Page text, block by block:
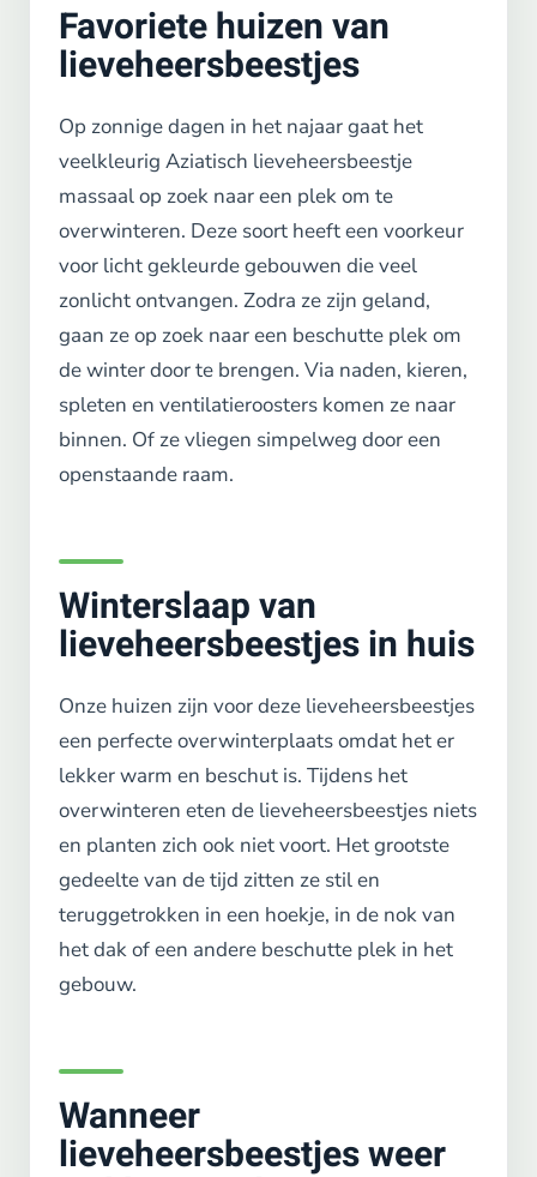
Favoriete huizen van
lieveheersbeestjes
Op zonnige dagen in het najaar gaat het
veelkleurig Aziatisch lieveheersbeestje
massaal op zoek naar een plek om te
overwinteren. Deze soort heeft een voorkeur
voor licht gekleurde gebouwen die veel
zonlicht ontvangen. Zodra ze zijn geland,
gaan ze op zoek naar een beschutte plek om
de winter door te brengen. Via naden, kieren,
spleten en ventilatieroosters komen ze naar
binnen. Of ze vliegen simpelweg door een
openstaande raam.
Winterslaap van
lieveheersbeestjes in huis
Onze huizen zijn voor deze lieveheersbeestjes
een perfecte overwinterplaats omdat het er
lekker warm en beschut is. Tijdens het
overwinteren eten de lieveheersbeestjes niets
en planten zich ook niet voort. Het grootste
gedeelte van de tijd zitten ze stil en
teruggetrokken in een hoekje, in de nok van
het dak of een andere beschutte plek in het
gebouw.
Wanneer
lieveheersbeestjes weer